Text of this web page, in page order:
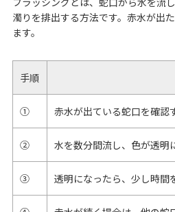
濁りを排出する方法です。赤水が出
ます。
手順
① 赤水が出ている蛇口を確認
② 水を数分間流し、色が透明
③ 透明になったら、少し時間